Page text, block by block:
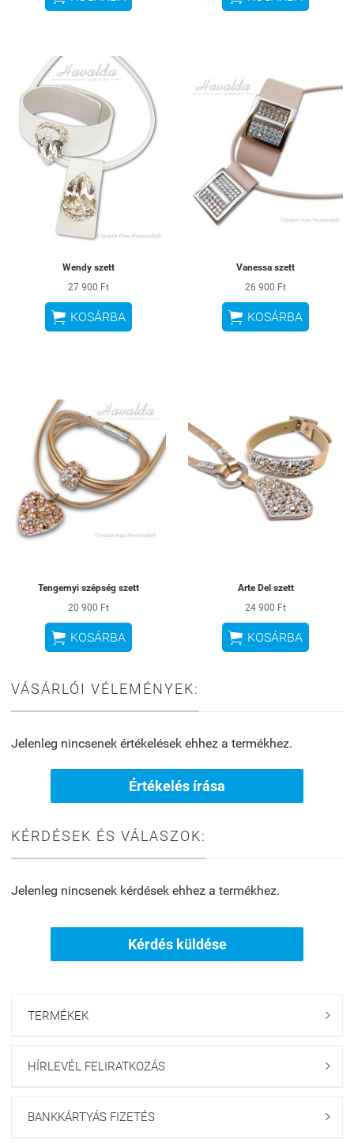
Wendy szett
27 900 Ft
 KOSÁRBA
Vanessa szett
26 900 Ft
 KOSÁRBA
Tengernyi szépség szett
20 900 Ft
 KOSÁRBA
Arte Del szett
24 900 Ft
 KOSÁRBA
VÁSÁRLÓI VÉLEMÉNYEK:
Jelenleg nincsenek értékelések ehhez a termékhez.
Értékelés írása
KÉRDÉSEK ÉS VÁLASZOK:
Jelenleg nincsenek kérdések ehhez a termékhez.
Kérdés küldése
TERMÉKEK 
HÍRLEVÉL FELIRATKOZÁS 
BANKKÁRTYÁS FIZETÉS 